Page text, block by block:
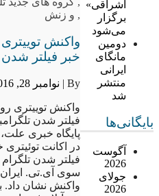
اشراقی»
برگزار
می‌شود
دومین
مانگای
ایرانی
منتشر
شد
بایگانی‌ها
آگوست
2026
جولای
2026
, و زنش
واکنش
خبر فیلتر شدن
By | نوامبر 28, 2016
واکنش توییتری
فیلتر شدن
پایگاه خبری
در اکانت توئیتری
فیلتر شدن تلگرام
سوی آی.تی.
واکنش نشان داد.